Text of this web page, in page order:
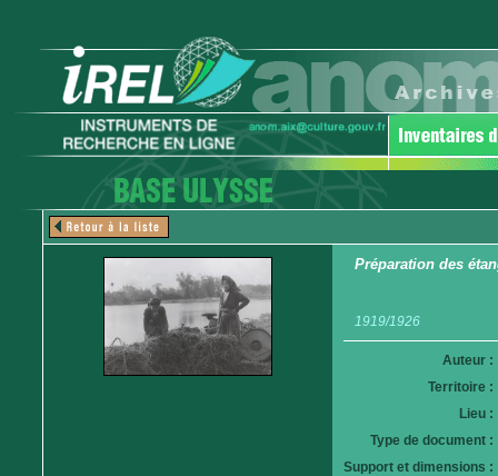
Préparation des
1919/1926
Auteur :
Territoire :
Lieu :
Type de document :
Support et dimensions :